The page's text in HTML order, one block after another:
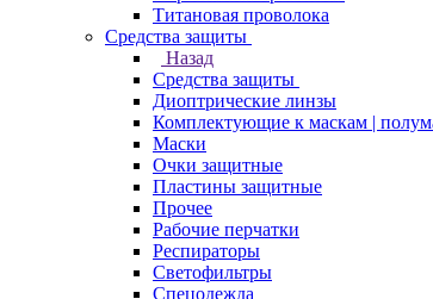
Титановая проволока
Средства защиты
Назад
Средства защиты
Диоптрические линзы
Комплектующие к маскам |
Маски
Очки защитные
Пластины защитные
Прочее
Рабочие перчатки
Респираторы
Светофильтры
Спецодежда